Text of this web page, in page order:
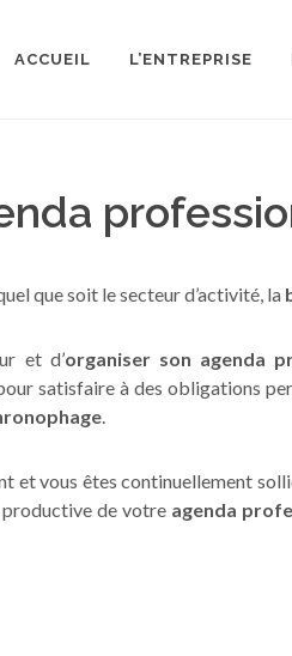
ACCUEIL L’ENTREPRISE
que soit le secteur d’activité, la
et d’organiser son agenda
satisfaire à des obligations
.
et vous êtes continuellement
productive de votre agenda